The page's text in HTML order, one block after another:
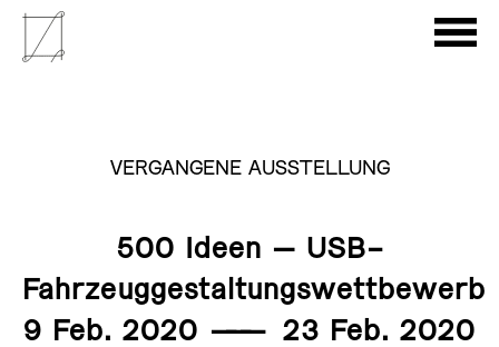
VERGANGENE AUSSTELLUNG
500 Ideen – USB-
Fahrzeuggestaltungswettbewerb
9 Feb. 2020 ——— 23 Feb. 2020